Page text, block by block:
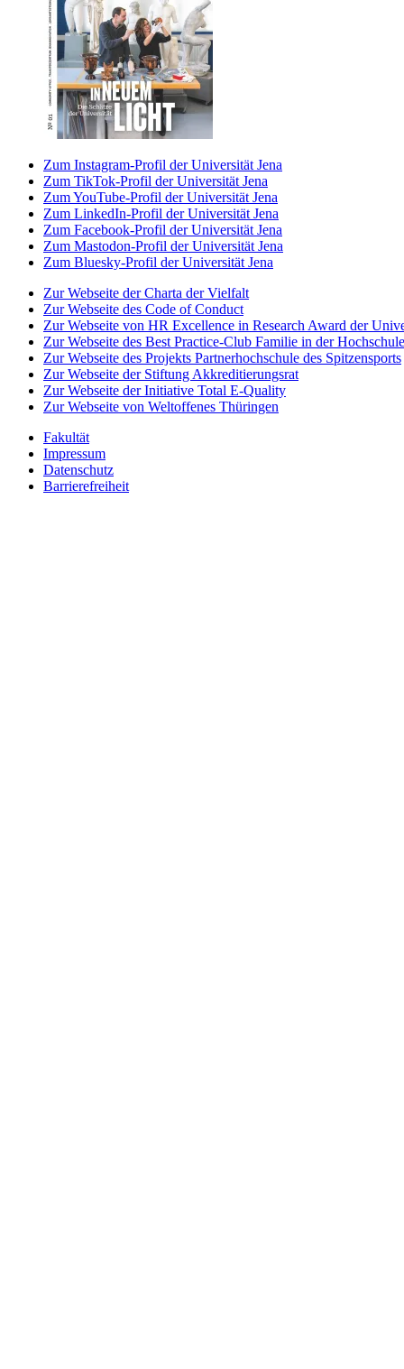
Zum Instagram-Profil der Universität Jena
Zum TikTok-Profil der Universität Jena
Zum YouTube-Profil der Universität Jena
Zum LinkedIn-Profil der Universität Jena
Zum Facebook-Profil der Universität Jena
Zum Mastodon-Profil der Universität Jena
Zum Bluesky-Profil der Universität Jena
Zur Webseite der Charta der Vielfalt
Zur Webseite des Code of Conduct
Zur Webseite von HR Excellence in Research Award der
Zur Webseite des Best Practice-Club Familie in der Hochschule
Zur Webseite des Projekts Partnerhochschule des Spitzensports
Zur Webseite der Stiftung Akkreditierungsrat
Zur Webseite der Initiative Total E-Quality
Zur Webseite von Weltoffenes Thüringen
Fakultät
Impressum
Datenschutz
Barrierefreiheit